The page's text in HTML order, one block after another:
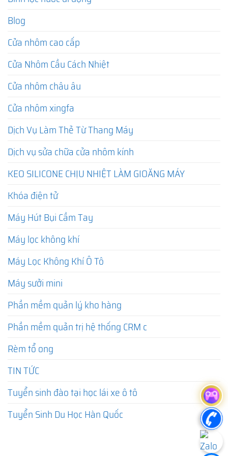
Blog
Cửa nhôm cao cấp
Cửa Nhôm Cầu Cách Nhiệt
Cửa nhôm châu âu
Cửa nhôm xingfa
Dịch Vụ Làm Thẻ Từ Thang Máy
Dịch vụ sửa chữa cửa nhôm kính
KEO SILICONE CHỊU NHIỆT LÀM GIOĂNG MÁY
Khóa điện tử
Máy Hút Bụi Cầm Tay
Máy lọc không khí
Máy Lọc Không Khí Ô Tô
Máy sưởi mini
Phần mềm quản lý kho hàng
Phần mềm quản trị hệ thống CRM c
Rèm tổ ong
TIN TỨC
Tuyển sinh đào tại học lái xe ô tô
Tuyển Sinh Du Học Hàn Quốc